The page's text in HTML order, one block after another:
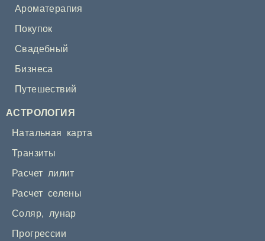
Ароматерапия
Покупок
Свадебный
Бизнеса
Путешествий
АСТРОЛОГИЯ
Натальная карта
Транзиты
Расчет лилит
Расчет селены
Соляр, лунар
Прогрессии